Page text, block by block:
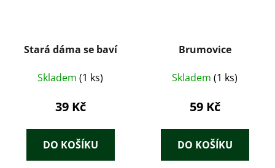
Stará dáma se baví
Skladem (1 ks)
39 Kč
DO KOŠÍKU
Brumovice
Skladem (1 ks)
59 Kč
DO KOŠÍKU